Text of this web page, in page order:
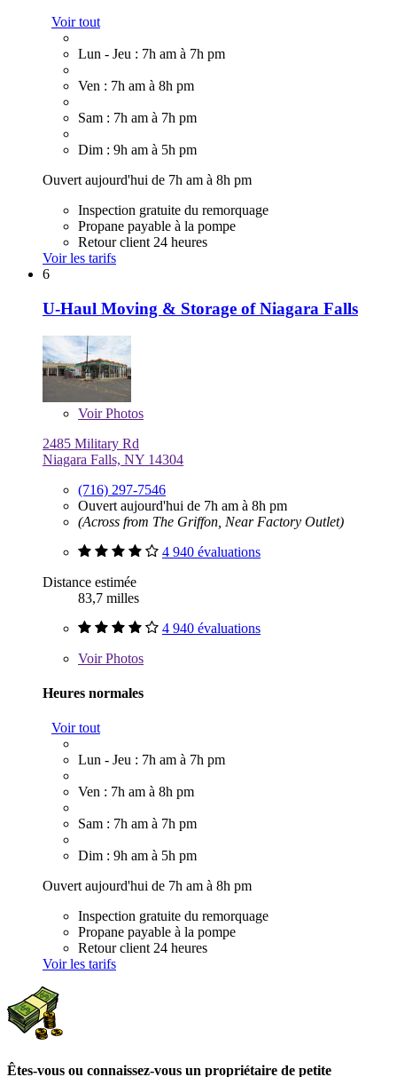
Voir tout
Lun - Jeu : 7h am à 7h pm
Ven : 7h am à 8h pm
Sam : 7h am à 7h pm
Dim : 9h am à 5h pm
Ouvert aujourd'hui de 7h am à 8h pm
Inspection gratuite du remorquage
Propane payable à la pompe
Retour client 24 heures
Voir les tarifs
6
U-Haul Moving & Storage of Niagara Falls
VoirPhotos
2485 Military Rd
Niagara Falls, NY 14304
(716) 297-7546
Ouvert aujourd'hui de 7h am à 8h pm
(Across from The Griffon, Near Factory Outlet)
4 940 évaluations
Distance estimée
83,7 milles
4 940 évaluations
VoirPhotos
Heures normales
Voir tout
Lun - Jeu : 7h am à 7h pm
Ven : 7h am à 8h pm
Sam : 7h am à 7h pm
Dim : 9h am à 5h pm
Ouvert aujourd'hui de 7h am à 8h pm
Inspection gratuite du remorquage
Propane payable à la pompe
Retour client 24 heures
Voir les tarifs
Êtes-vous ou connaissez-vous un propriétaire de petite